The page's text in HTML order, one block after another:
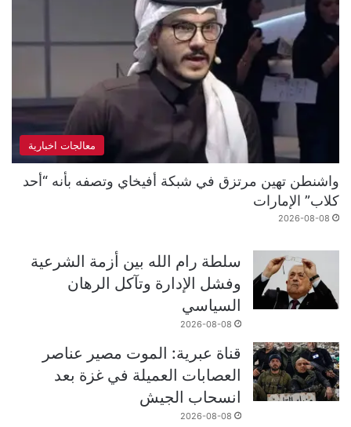
معالجات اخبارية
واشنطن تهين مرتزق في شبكة أفيخاي وتصفه بأنه “أحد
كلاب” الإمارات
2026-08-08
سلطة رام الله بين أزمة الشرعية
وفشل الإدارة وتآكل الرهان
السياسي
2026-08-08
قناة عبرية: الموت مصير عناصر
العصابات العميلة في غزة بعد
انسحاب الجيش
2026-08-08